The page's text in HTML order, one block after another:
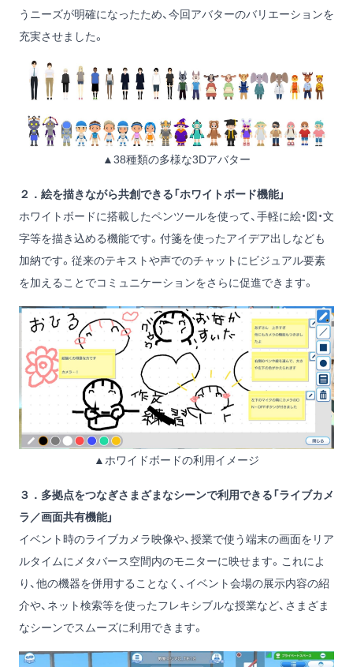
うニーズが明確になったため、今回アバターのバリエーションを
充実させました。
▲38種類の多様な3Dアバター
２．絵を描きながら共創できる「ホワイトボード機能」
ホワイトボードに搭載したペンツールを使って、手軽に絵・図・文
字等を描き込める機能です。付箋を使ったアイデア出しなども
加納です。従来のテキストや声でのチャットにビジュアル要素
を加えることでコミュニケーションをさらに促進できます。
▲ホワイドボードの利用イメージ
３．多拠点をつなぎさまざまなシーンで利用できる「ライブカメ
ラ／画面共有機能」
イベント時のライブカメラ映像や、授業で使う端末の画面をリア
ルタイムにメタバース空間内のモニターに映せます。これによ
り、他の機器を併用することなく、イベント会場の展示内容の紹
介や、ネット検索等を使ったフレキシブルな授業など、さまざま
なシーンでスムーズに利用できます。